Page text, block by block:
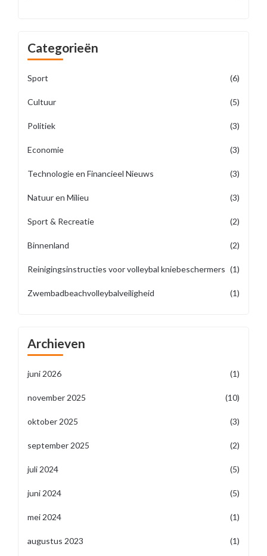
Categorieën
Sport (6)
Cultuur (5)
Politiek (3)
Economie (3)
Technologie en Financieel Nieuws (3)
Natuur en Milieu (3)
Sport & Recreatie (2)
Binnenland (2)
Reinigingsinstructies voor volleybal kniebeschermers (1)
Zwembadbeachvolleybalveiligheid (1)
Archieven
juni 2026 (1)
november 2025 (10)
oktober 2025 (3)
september 2025 (2)
juli 2024 (5)
juni 2024 (5)
mei 2024 (1)
augustus 2023 (1)